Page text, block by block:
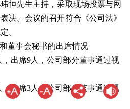
先生主持，采取现场投票与网
决。会议的召开符合《公司法》
。
事会秘书的出席情况
出席9人，公司部分董事通过视
席3人，公司部分监事通过视